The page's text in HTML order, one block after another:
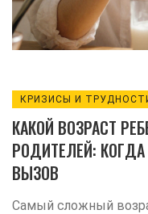
КРИЗИСЫ И
КАКОЙ ВОЗРАСТ
РОДИТЕЛЕЙ:
ВЫЗОВ
Самый сложный